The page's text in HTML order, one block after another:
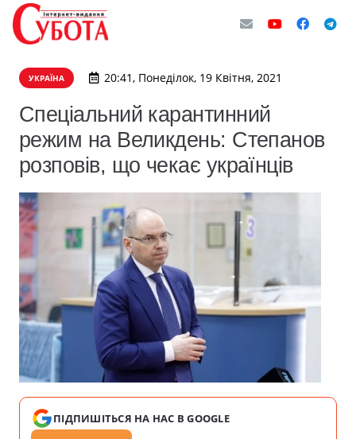
УКРАЇНА 20:41, Понеділок, 19 Квітня, 2021
Спеціальний карантинний
режим на Великдень: Степанов
розповів, що чекає українців
ПІДПИШІТЬСЯ НА НАС В GOOGLE